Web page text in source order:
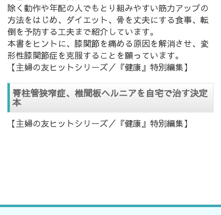
除く動作や年配の人でもとり組みやすい筋力アップの
方法をはじめ、ダイエット、骨を丈夫にする食事、転
倒を予防する工夫まで紹介しています。
本書をヒントに、膝関節を痛める原因を解消させ、変
形性膝関節症を克服することを願っています。
【主婦の友ヒットシリーズ／『健康』特別編集】
脊柱管狭窄症、椎間板ヘルニアを自宅で治す決定
本
【主婦の友ヒットシリーズ／『健康』特別編集】